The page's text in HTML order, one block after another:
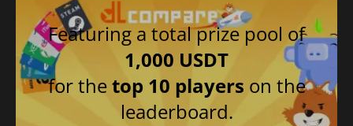
Featuring a total prize pool of
1,000 USDT
for thetop 10 players on the
leaderboard.